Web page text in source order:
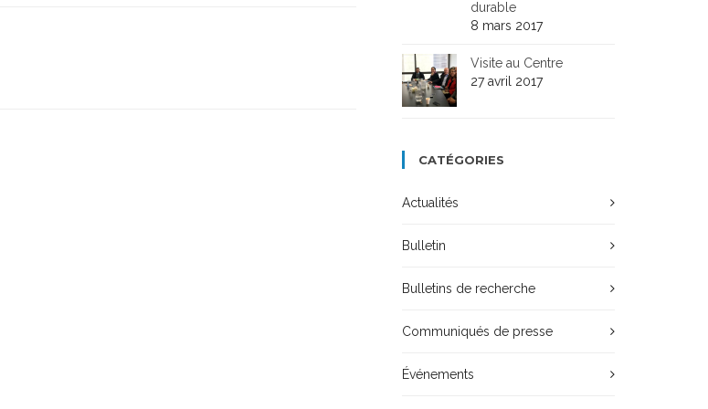
durable
8 mars 2017
Visite au Centre
27 avril 2017
CATÉGORIES
Actualités
Bulletin
Bulletins de recherche
Communiqués de presse
Événements